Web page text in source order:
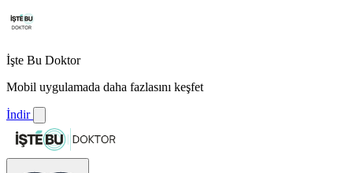
İşte Bu Doktor
Mobil uygulamada daha fazlasını keşfet
İndir